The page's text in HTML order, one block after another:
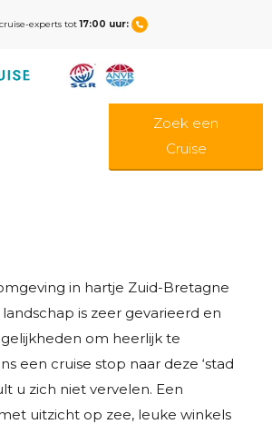
experts tot17:00 uur:
Zoek een
Cruise
in hartje Zuid-Bretagne
is zeer gevarieerd en
om heerlijk te
een cruise stop naar deze ‘stad
u zich niet vervelen. Een
uitzicht op zee, leuke winkels